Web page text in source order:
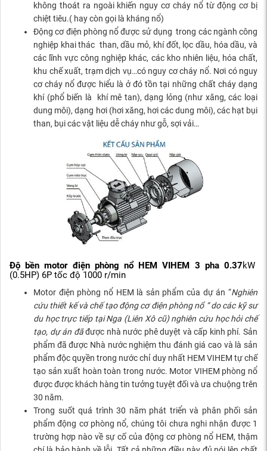
không thoát ra ngoài khiến nguy cơ cháy nổ từ động cơ bị
chiệt tiêu.( hay còn gọi là kháng nổ)
Động cơ điện phòng nổ được sử dụng trong các ngành công
nghiệp khai thác than, dầu mỏ, khí đốt, lọc dầu, hóa dầu, và
các lĩnh vực công nghiệp khác, các kho nhiên liệu, hóa chất,
khu chế xuất, trạm dịch vụ…có nguy cơ cháy nổ. Nơi có nguy
cơ cháy nổ được hiểu là ở đó tồn tại những chất cháy dạng
khí (phổ biến là khí mê tan), dạng lỏng (như xăng, các loại
dung môi), dạng hơi (hơi xăng, hơi các dung môi), các hạt bụi
than, bụi các vật liệu dễ cháy như gỗ, sợi vải…
Độ bền motor điện phòng nổ HEM VIHEM 3 pha 0.37kW
(0.5HP) 6P tốc độ 1000 r/min
Motor điện phòng nổ HEM là sản phẩm của dự án “Nghiên
cứu thiết kế và chế tạo động cơ điện phòng nổ “ do các kỹ sư
du học trực tiếp tại Nga (Liên Xô cũ) nghiên cứu học hỏi chế
tạo, dự án đãđược nhà nước phê duyệt và cấp kinh phí. Sản
phẩm đã được Nhà nước nghiệm thu đánh giá cao và là sản
phẩm độc quyền trong nước chỉ duy nhất HEM VIHEM tự chế
tạo sản xuất hoàn toàn trong nước. Motor VIHEM phòng nổ
được được khách hàng tin tưởng tuyệt đối và ưa chuộng trên
30 năm.
Trong suốt quá trình 30 năm phát triển và phân phối sản
phẩm động cơ phòng nổ, chúng tôi chưa nghi nhận được 1
trường hợp nào về sự cố của động cơ phòng nổ HEM, thậm